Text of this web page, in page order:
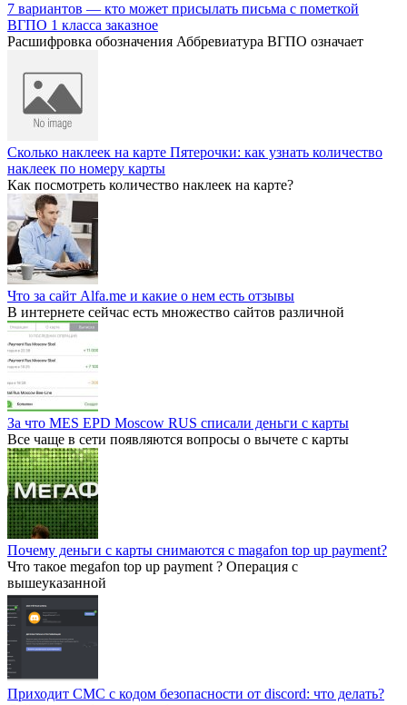
7 вариантов — кто может присылать письма с пометкой
ВГПО 1 класса заказное
Расшифровка обозначения Аббревиатура ВГПО означает
Сколько наклеек на карте Пятерочки: как узнать количество
наклеек по номеру карты
Как посмотреть количество наклеек на карте?
Что за сайт Alfa.me и какие о нем есть отзывы
В интернете сейчас есть множество сайтов различной
За что MES EPD Moscow RUS списали деньги с карты
Все чаще в сети появляются вопросы о вычете с карты
Почему деньги с карты снимаются с magafon top up payment?
Что такое megafon top up payment ? Операция с
вышеуказанной
Приходит СМС с кодом безопасности от discord: что делать?